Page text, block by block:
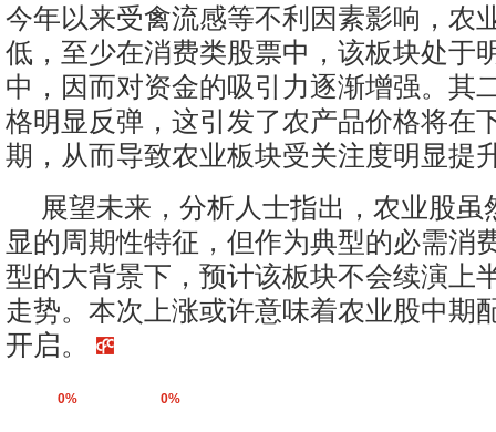
今年以来受禽流感等不利因素影响，农
低，至少在消费类股票中，该板块处于
中，因而对资金的吸引力逐渐增强。其
格明显反弹，这引发了农产品价格将在
期，从而导致农业板块受关注度明显提
展望未来，分析人士指出，农业股虽
显的周期性特征，但作为典型的必需消
型的大背景下，预计该板块不会续演上
走势。本次上涨或许意味着农业股中期
开启。
0% 0%